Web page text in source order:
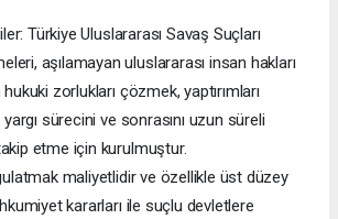
Türkiye Uluslararası Savaş Suçları
aşılamayan uluslararası insan hakları
zorlukları çözmek, yaptırımları
sürecini ve sonrasını uzun süreli
etme için kurulmuştur.
maliyetlidir ve özellikle üst düzey
kararları ile suçlu devletlere